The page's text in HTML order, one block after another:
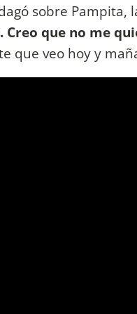
sobre Pampita,
que no me
que veo hoy y